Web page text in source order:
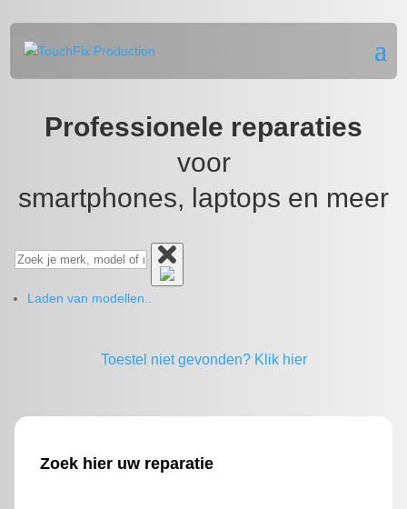
Professionele reparaties
voor
smartphones, laptops en meer
Laden van modellen..
Toestel niet gevonden? Klik hier
Zoek hier uw reparatie